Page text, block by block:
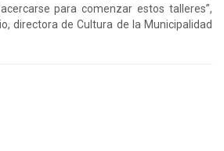
para comenzar estos talleres”,
directora de Cultura de la Municipalidad